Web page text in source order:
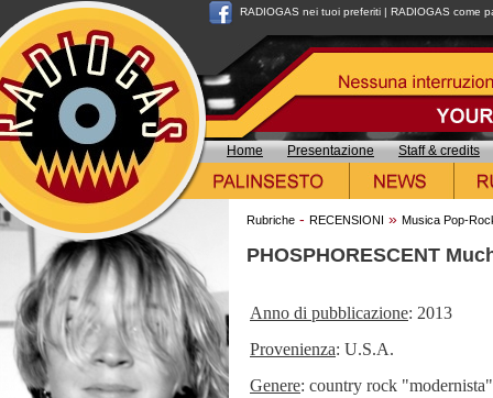
RADIOGAS nei tuoi preferiti | RADIOGAS come
Home Presentazione Staff & credits
Rubriche - RECENSIONI » Musica Pop-
PHOSPHORESCENT
Anno di pubblicazione: 2013
Provenienza: U.S.A.
Genere: country rock "modernista"